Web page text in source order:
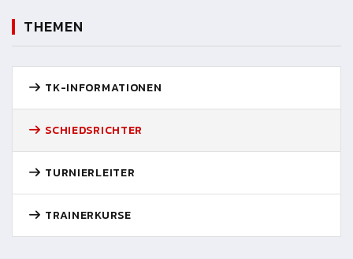
THEMEN
TK-INFORMATIONEN
SCHIEDSRICHTER
TURNIERLEITER
TRAINERKURSE